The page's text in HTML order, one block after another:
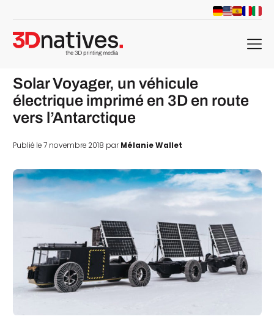
menu
Solar Voyager, un véhicule
électrique imprimé en 3D en route
vers l’Antarctique
Publié le 7 novembre 2018 parMélanie Wallet